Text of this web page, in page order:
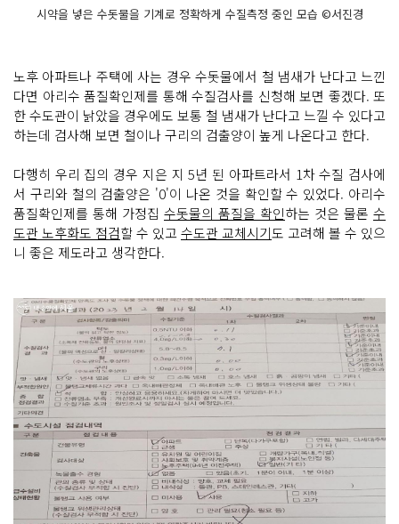
시약을 넣은 수돗물을 기계로 정확하게 수질측정 중인 모습 ©서진경
노후 아파트나 주택에 사는 경우 수돗물에서 철 냄새가 난다고 느낀
다면 아리수 품질확인제를 통해 수질검사를 신청해 보면 좋겠다. 또
한 수도관이 낡았을 경우에도 보통 철 냄새가 난다고 느낄 수 있다고
하는데 검사해 보면 철이나 구리의 검출양이 높게 나온다고 한다.
다행히 우리 집의 경우 지은 지 5년 된 아파트라서 1차 수질 검사에
서 구리와 철의 검출양은 '0'이 나온 것을 확인할 수 있었다. 아리수
품질확인제를 통해 가정집 수돗물의 품질을 확인하는 것은 물론 수
도관 노후화도 점검할 수 있고수도관 교체시기도 고려해 볼 수 있으
니 좋은 제도라고 생각한다.